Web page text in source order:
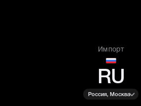
Импорт
RU
Россия, Москва